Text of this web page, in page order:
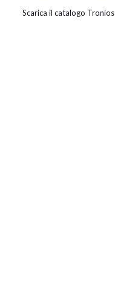
Scarica il catalogo Tronios